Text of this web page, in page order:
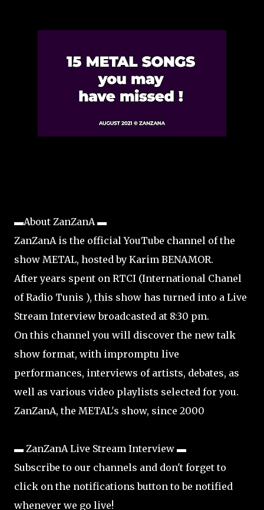
▬About ZanZanA ▬
ZanZanA is the official YouTube channel of the
show METAL, hosted by Karim BENAMOR.
After years spent on RTCI (International Chanel
of Radio Tunis ), this show has turned into a Live
Stream Interview broadcasted at 8:30 pm.
On this channel you will discover the new talk
show format, with impromptu live
performances, interviews of artists, debates, as
well as various video playlists selected for you.
ZanZanA, the METAL's show, since 2000
▬ ZanZanA Live Stream Interview ▬
Subscribe to our channels and don't forget to
click on the notifications button to be notified
whenever we go live!